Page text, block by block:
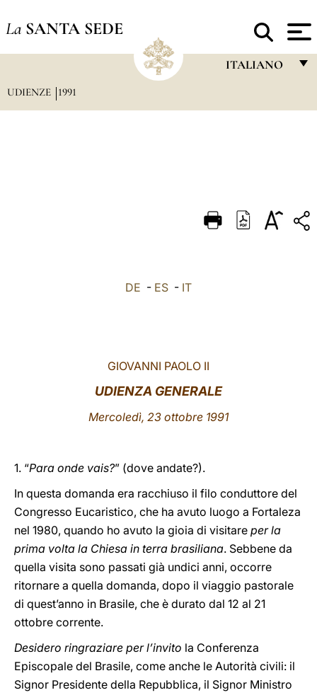
La SANTA SEDE
ITALIANO
DEUTSCH
UDIENZE 1991
DE - ES - IT
GIOVANNI PAOLO II
UDIENZA GENERALE
Mercoledì, 23 ottobre 1991
1. “Para onde vais?” (dove andate?).
In questa domanda era racchiuso il filo conduttore del
Congresso Eucaristico, che ha avuto luogo a Fortaleza
nel 1980, quando ho avuto la gioia di visitare per la
prima volta la Chiesa in terra brasiliana. Sebbene da
quella visita sono passati già undici anni, occorre
ritornare a quella domanda, dopo il viaggio pastorale
di quest’anno in Brasile, che è durato dal 12 al 21
ottobre corrente.
Desidero ringraziare per l’invito la Conferenza
Episcopale del Brasile, come anche le Autorità civili: il
Signor Presidente della Repubblica, il Signor Ministro